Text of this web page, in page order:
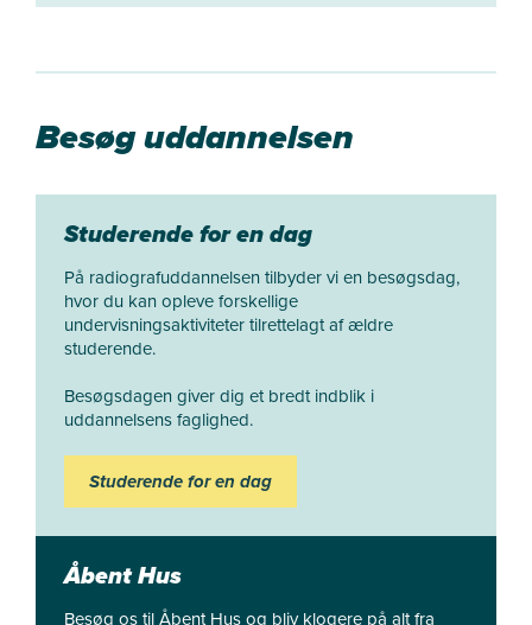
Bohrs Allé.
håndvægte, kettlebells, racks, motionscykler,
UCL Fitness tilbyder også holdtræning.
Besøg uddannelsen
Studerende for en dag
På radiografuddannelsen tilbyder vi en besøgsdag,
hvor du kan opleve forskellige
undervisningsaktiviteter tilrettelagt af ældre
studerende.
Besøgsdagen giver dig et bredt indblik i
uddannelsens faglighed.
Studerende for en dag
Åbent Hus
Besøg os til Åbent Hus og bliv klogere på alt fra